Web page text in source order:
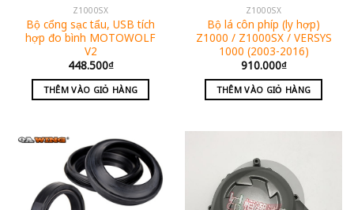
Z1000SX
Bộ cổng sạc tẩu, USB tích
hợp đo bình MOTOWOLF
V2
448.500₫
THÊM VÀO GIỎ HÀNG
Z1000SX
Bộ lá côn phíp (ly hợp)
Z1000 / Z1000SX / VERSYS
1000 (2003-2016)
910.000₫
THÊM VÀO GIỎ HÀNG